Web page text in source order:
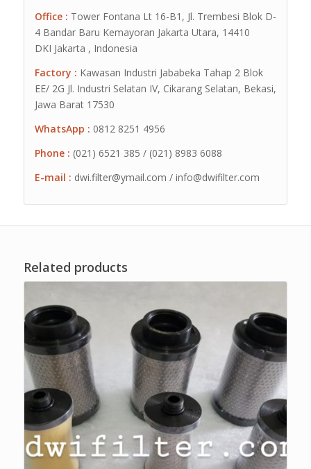
Office : Tower Fontana Lt 16-B1, Jl. Trembesi Blok D-
4 Bandar Baru Kemayoran Jakarta Utara, 14410
DKI Jakarta , Indonesia
Factory : Kawasan Industri Jababeka Tahap 2 Blok
EE/ 2G Jl. Industri Selatan IV, Cikarang Selatan, Bekasi,
Jawa Barat 17530
WhatsApp : 0812 8251 4956
Phone : (021) 6521 385 / (021) 8983 6088
E-mail : dwi.filter@ymail.com / info@dwifilter.com
Related products